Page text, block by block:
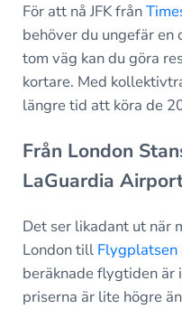
För att nå JFK från
behöver du ungefär en
tom väg kan du göra
kortare. Med
längre tid att köra de
Från London
LaGuardia
Det ser likadant ut när
London till Flygplatsen
beräknade flygtiden är
priserna är lite högre